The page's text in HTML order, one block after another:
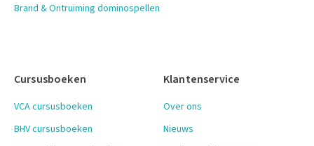
Brand & Ontruiming dominospellen
Cursusboeken
VCA cursusboeken
BHV cursusboeken
Klantenservice
Over ons
Nieuws